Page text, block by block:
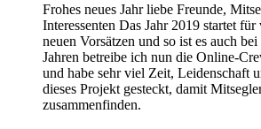
Frohes neues Jahr liebe Freunde,
Interessenten Das Jahr 2019 startet
neuen Vorsätzen und so ist es auch
Jahren betreibe ich nun die Online-
und habe sehr viel Zeit, Leidenschaft
dieses Projekt gesteckt, damit
zusammenfinden.